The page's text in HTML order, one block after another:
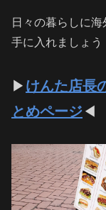
日々の暮らしに
手に入れましょう
▶ けんた店長
とめページ◀